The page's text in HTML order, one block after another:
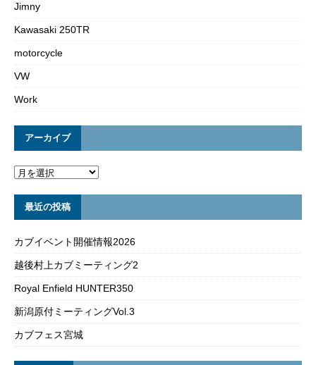
Jimny
Kawasaki 250TR
motorcycle
VW
Work
アーカイブ
最近の投稿
カブイベント開催情報2026
越後村上カブミーティング2
Royal Enfield HUNTER350
新潟原付ミーティングVol.3
カブフェス宮城